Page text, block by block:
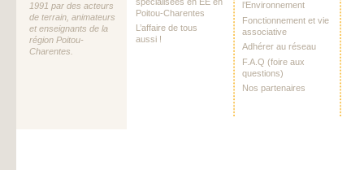
1991 par des acteurs
de terrain, animateurs
et enseignants de la
région Poitou-
Charentes.
Poitou-Charentes
L’affaire de tous
aussi !
l’Environnement
Fonctionnement et vie
associative
Adhérer au réseau
F.A.Q (foire aux
questions)
Nos partenaires